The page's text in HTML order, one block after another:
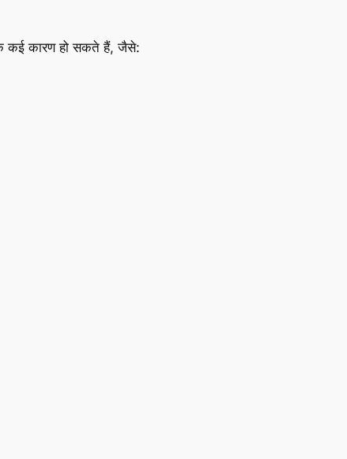
कई कारण हो सकते हैं, जैसे: